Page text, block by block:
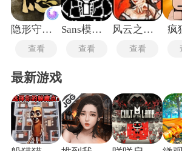
隐形守护者
查看
Sans模拟器中文版
查看
风云之天下会无名版
查看
疯
最新游戏